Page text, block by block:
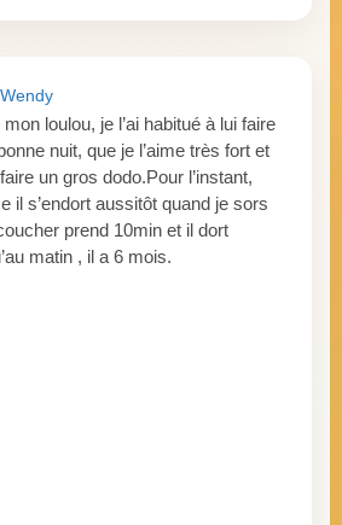
loulou, je l’ai habitué à lui faire
nuit, que je l’aime très fort et
un gros dodo.Pour l’instant,
il s’endort aussitôt quand je sors
prend 10min et il dort
matin , il a 6 mois.